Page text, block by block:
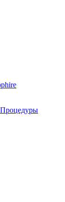
Процедуры